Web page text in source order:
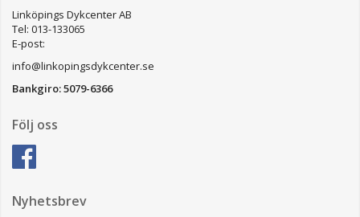
Linköpings Dykcenter AB
Tel: 013-133065
E-post:
info@linkopingsdykcenter.se
Bankgiro: 5079-6366
Följ oss
Nyhetsbrev